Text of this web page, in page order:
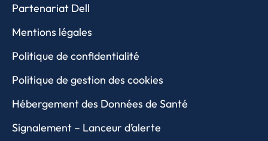
Partenariat Dell
Mentions légales
Politique de confidentialité
Politique de gestion des cookies
Hébergement des Données de Santé
Signalement – Lanceur d’alerte